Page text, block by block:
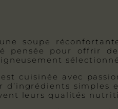
soupe
pensée pour offrir
cuisinée avec
d’ingrédients simples
leurs qualités